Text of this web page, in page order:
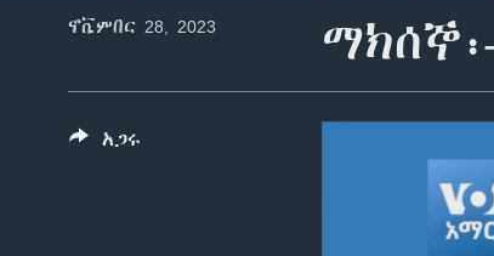
ዓለምአቀፍ
ከምሽቱ ሦስት ሰዓት የአማርኛ ዜና
ኖቬምበር 28, 2023
አጋሩ